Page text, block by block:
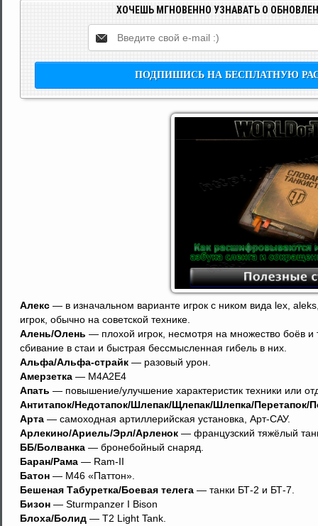
ХОЧЕШЬ МГНОВЕННО УЗНАВАТЬ О
Алекс — в изначальном варианте игрок с ником вида lex,
игрок, обычно на советской технике.
Алень/Олень — плохой игрок, несмотря на множество боёв
сбивание в стаи и быстрая бессмысленная гибель в них.
Альфа/Альфа-страйк — разовый урон.
Амерзетка — М4А2Е4
Апать — повышение/улучшение характеристик техники или
Антитапок/Недотапок/Шлепак/Щлепак/Шлепка/Перетапок/
Арта — самоходная артиллерийская установка, Арт-САУ.
Арлекино/Ариель/Эрл/Арленок — французский тяжёлый
ББ/Болванка — бронебойный снаряд.
Баран/Рама — Ram-II
Батон — М46 «Паттон».
Бешеная Табуретка/Боевая телега — танки БТ-2 и БТ-7.
Бизон — Sturmpanzer I Bison
Блоха/Болид — T2 Light Tank.